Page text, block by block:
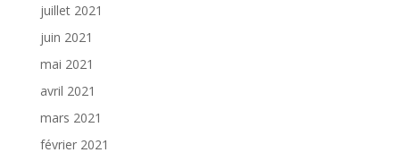
juillet 2021
juin 2021
mai 2021
avril 2021
mars 2021
février 2021